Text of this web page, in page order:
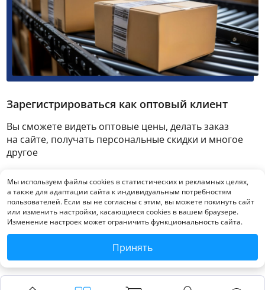
Зарегистрироваться как оптовый клиент
Вы сможете видеть оптовые цены, делать заказ
на сайте, получать персональные скидки и многое
другое
Зарегистрироваться
Мы используем файлы cookies в статистических и рекламных целях,
а также для адаптации сайта к индивидуальным потребностям
пользователей. Если вы не согласны с этим, вы можете покинуть сайт
или изменить настройки, касающиеся cookies в вашем браузере.
Изменение настроек может ограничить функциональность сайта.
Принять